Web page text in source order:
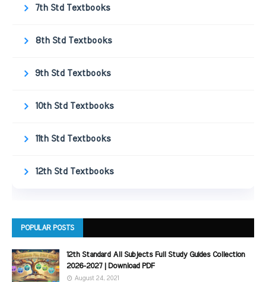
7th Std Textbooks
8th Std Textbooks
9th Std Textbooks
10th Std Textbooks
11th Std Textbooks
12th Std Textbooks
POPULAR POSTS
12th Standard All Subjects Full Study Guides Collection
2026-2027 | Download PDF
August 24, 2021